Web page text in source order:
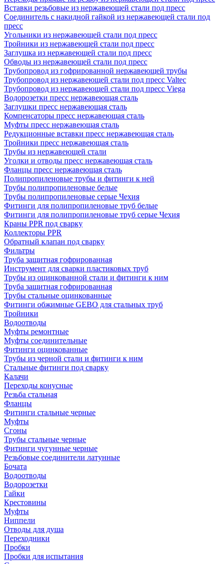
Вставки резьбовые из нержавеющей стали под пресс
Соединитель с накидной гайкой из нержавеющей стали под
пресс
Угольники из нержавеющей стали под пресс
Тройники из нержавеющей стали под пресс
Заглушка из нержавеющей стали под пресс
Обводы из нержавеющей стали под пресс
Трубопровод из гофрированной нержавеющей трубы
Трубопровод из нержавеющей стали под пресс Valtec
Трубопровод из нержавеющей стали под пресс Viega
Водорозетки пресс нержавеющая сталь
Заглушки пресс нержавеющая сталь
Компенсаторы пресс нержавеющая сталь
Муфты пресс нержавеющая сталь
Редукционные вставки пресс нержавеющая сталь
Тройники пресс нержавеющая сталь
Трубы из нержавеющей стали
Уголки и отводы пресс нержавеющая сталь
Фланцы пресс нержавеющая сталь
Полипропиленовые трубы и фитинги к ней
Трубы полипропиленовые белые
Трубы полипропиленовые серые Чехия
Фитинги для полипропиленовые труб белые
Фитинги для полипропиленовые труб серые Чехия
Краны PPR под сварку
Коллекторы PPR
Обратный клапан под сварку
Фильтры
Труба защитная гофрированная
Инструмент для сварки пластиковых труб
Трубы из оцинкованной стали и фитинги к ним
Труба защитная гофрированная
Трубы стальные оцинкованные
Фитинги обжимные GEBO для стальных труб
Тройники
Водоотводы
Муфты ремонтные
Муфты соединительные
Фитинги оцинкованные
Трубы из черной стали и фитинги к ним
Стальные фитинги под сварку
Калачи
Переходы конусные
Резьба стальная
Фланцы
Фитинги стальные черные
Муфты
Сгоны
Трубы стальные черные
Фитинги чугунные черные
Резьбовые соединители латунные
Бочата
Водоотводы
Водорозетки
Гайки
Крестовины
Муфты
Ниппели
Отводы для душа
Переходники
Пробки
Пробки для испытания